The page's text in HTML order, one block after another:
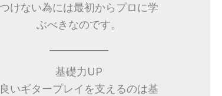
つけない為には最初からプロに学
ぶべきなのです。
基礎力UP
良いギタープレイを支えるのは基